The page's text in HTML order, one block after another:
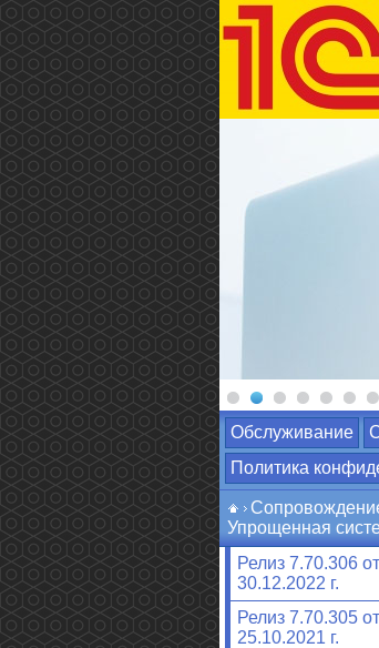
Обслуживание
Политика
Упрощенная
Релиз 7.70.306 от
30.12.2022 г.
Релиз 7.70.305 от
25.10.2021 г.